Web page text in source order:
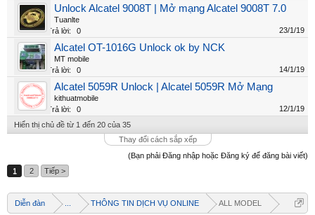
Unlock Alcatel 9008T | Mở mạng Alcatel 9008T 7.0
Tuanlte
Trả lời:
0 23/1/19
Alcatel OT-1016G Unlock ok by NCK
MT mobile
Trả lời:
0 14/1/19
Alcatel 5059R Unlock | Alcatel 5059R Mở Mạng
kithuatmobile
Trả lời:
0
12/1/19
Hiển thị chủ đề từ 1 đến 20 của 35
Thay đổi cách sắp xếp
(Bạn phải Đăng nhập hoặc Đăng ký để đăng bài viết)
1
2 Tiếp >
Diễn đàn THÔNG TIN DỊCH VỤ ONLINE ALL MODEL